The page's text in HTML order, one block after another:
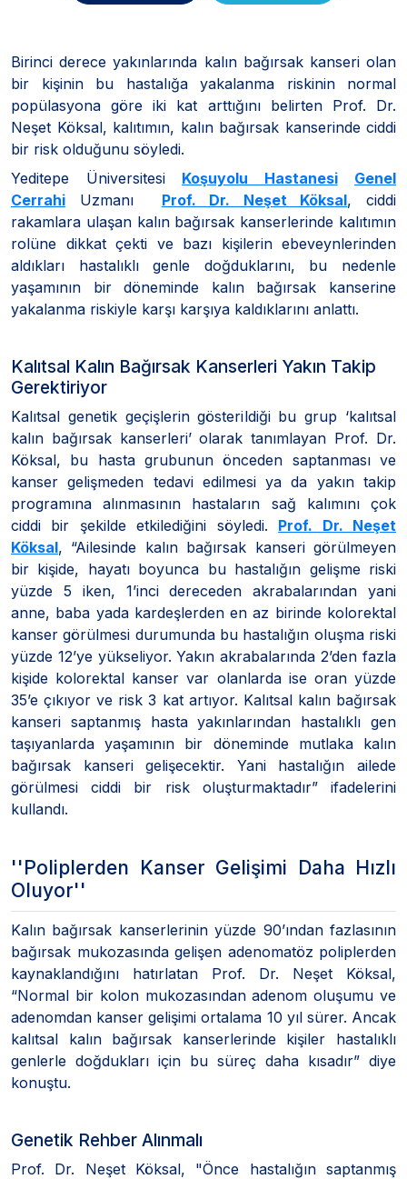
Birinci derece yakınlarında kalın bağırsak kanseri olan
bir kişinin bu hastalığa yakalanma riskinin normal
popülasyona göre iki kat arttığını belirten Prof. Dr.
Neşet Köksal, kalıtımın, kalın bağırsak kanserinde ciddi
bir risk olduğunu söyledi.
Yeditepe Üniversitesi Koşuyolu Hastanesi
Genel
Cerrahi Uzmanı Prof. Dr. Neşet Köksal, ciddi
rakamlara ulaşan kalın bağırsak kanserlerinde kalıtımın
rolüne dikkat çekti ve bazı kişilerin ebeveynlerinden
aldıkları hastalıklı genle doğduklarını, bu nedenle
yaşamının bir döneminde kalın bağırsak kanserine
yakalanma riskiyle karşı karşıya kaldıklarını anlattı.
Kalıtsal Kalın Bağırsak Kanserleri Yakın Takip
Gerektiriyor
Kalıtsal genetik geçişlerin gösterildiği bu grup ‘kalıtsal
kalın bağırsak kanserleri’ olarak tanımlayan Prof. Dr.
Köksal, bu hasta grubunun önceden saptanması ve
kanser gelişmeden tedavi edilmesi ya da yakın takip
programına alınmasının hastaların sağ kalımını çok
ciddi bir şekilde etkilediğini söyledi. Prof. Dr. Neşet
Köksal, “Ailesinde kalın bağırsak kanseri görülmeyen
bir kişide, hayatı boyunca bu hastalığın gelişme riski
yüzde 5 iken, 1’inci dereceden akrabalarından yani
anne, baba yada kardeşlerden en az birinde kolorektal
kanser görülmesi durumunda bu hastalığın oluşma riski
yüzde 12’ye yükseliyor. Yakın akrabalarında 2’den fazla
kişide kolorektal kanser var olanlarda ise oran yüzde
35’e çıkıyor ve risk 3 kat artıyor. Kalıtsal kalın bağırsak
kanseri saptanmış hasta yakınlarından hastalıklı gen
taşıyanlarda yaşamının bir döneminde mutlaka kalın
bağırsak kanseri gelişecektir. Yani hastalığın ailede
görülmesi ciddi bir risk oluşturmaktadır” ifadelerini
kullandı.
''Poliplerden Kanser Gelişimi Daha Hızlı
Oluyor''
Kalın bağırsak kanserlerinin yüzde 90’ından fazlasının
bağırsak mukozasında gelişen adenomatöz poliplerden
kaynaklandığını hatırlatan Prof. Dr. Neşet Köksal,
“Normal bir kolon mukozasından adenom oluşumu ve
adenomdan kanser gelişimi ortalama 10 yıl sürer. Ancak
kalıtsal kalın bağırsak kanserlerinde kişiler hastalıklı
genlerle doğdukları için bu süreç daha kısadır” diye
konuştu.
Genetik Rehber Alınmalı
Prof. Dr. Neşet Köksal, "Önce hastalığın saptanmış